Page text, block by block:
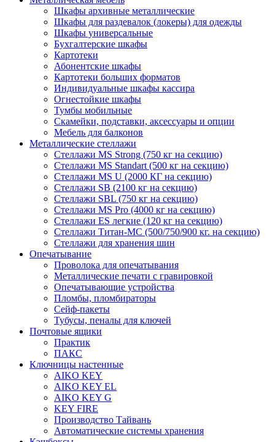
Шкафы архивные металлические
Шкафы для раздевалок (локеры) для одежды
Шкафы универсальные
Бухгалтерские шкафы
Картотеки
Абонентские шкафы
Картотеки больших форматов
Индивидуальные шкафы кассира
Огнестойкие шкафы
Тумбы мобильные
Скамейки, подставки, аксессуары и опции
Мебель для балконов
Металлические стеллажи
Стеллажи MS Strong (750 кг на секцию)
Стеллажи MS Standart (500 кг на секцию)
Стеллажи MS U (2000 КГ на секцию)
Стеллажи SB (2100 кг на секцию)
Стеллажи SBL (750 кг на секцию)
Стеллажи MS Pro (4000 кг на секцию)
Стеллажи ES легкие (120 кг на секцию)
Стеллажи Титан-МС (500/750/900 кг. на секцию)
Стеллажи для хранения шин
Опечатывание
Проволока для опечатывания
Металлические печати с гравировкой
Опечатывающие устройства
Пломбы, пломбираторы
Сейф-пакеты
Тубусы, пеналы для ключей
Почтовые ящики
Практик
ПАКС
Ключницы настенные
AIKO KEY
AIKO KEY EL
AIKO KEY G
KEY FIRE
Производство Тайвань
Автоматические системы хранения